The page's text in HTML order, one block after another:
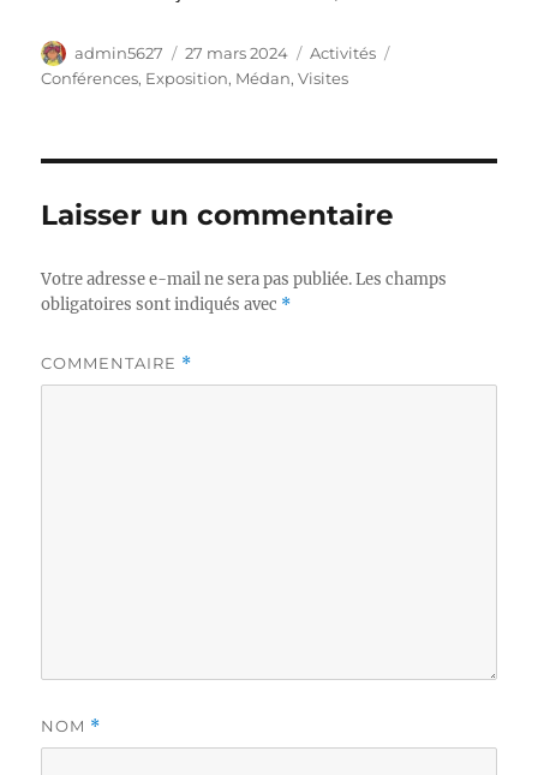
Auteur
admin5627
Publié
le
27 mars 2024 Catégories
Activités
Conférences, Exposition, Médan,Visites
Laisser un commentaire
Votre adresse e-mail ne sera pas publiée. Les champs
obligatoires sont indiqués avec *
COMMENTAIRE *
NOM *